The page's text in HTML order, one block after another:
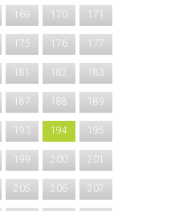
169 170 171
175 176 177
181 182 183
187 188 189
193 194 195
199 200 201
205 206 207